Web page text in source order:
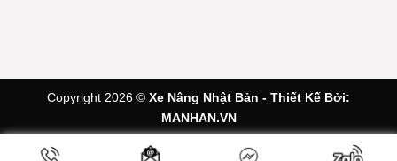
Copyright 2026 © Xe Nâng Nhật Bản - Thiết Kế Bởi:
MANHAN.VN